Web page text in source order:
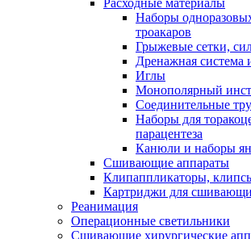
Наборы
троакаров
Грыжевые сетки,
Дренажная система
Иглы
Монополярный
Соединительные
Наборы для
парацентеза
Канюли и наборы
Сшивающие аппараты
Клипаппликаторы,
Картриджи для
Реанимация
Операционные светильники
Сшивающие хирургические